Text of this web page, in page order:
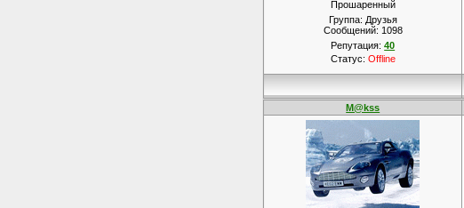
Прошаренный
Группа: Друзья
Сообщений: 1098
Репутация:40
Статус: Offline
M@kss